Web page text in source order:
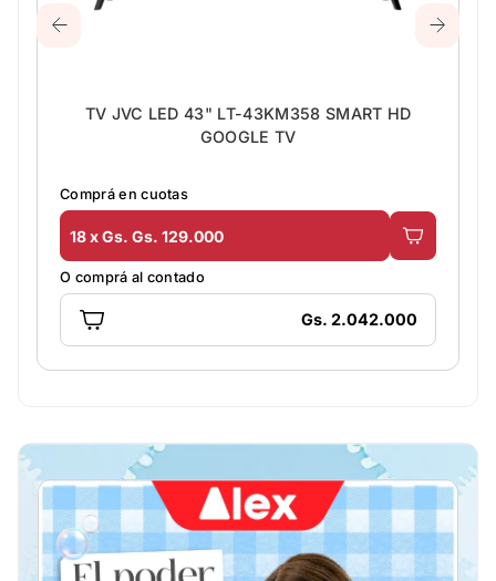
TV JVC LED 43" LT-43KM358 SMART HD
GOOGLE TV
Comprá en cuotas
18 x Gs. Gs. 129.000
O comprá al contado
Gs. 2.042.000